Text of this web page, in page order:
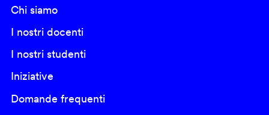
Chi siamo
I nostri docenti
I nostri studenti
Iniziative
Domande frequenti